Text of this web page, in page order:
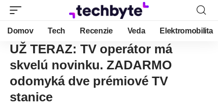
Domov Tech Recenzie Veda Elektromobilita
UŽ TERAZ: TV operátor má
skvelú novinku. ZADARMO
odomyká dve prémiové TV
stanice